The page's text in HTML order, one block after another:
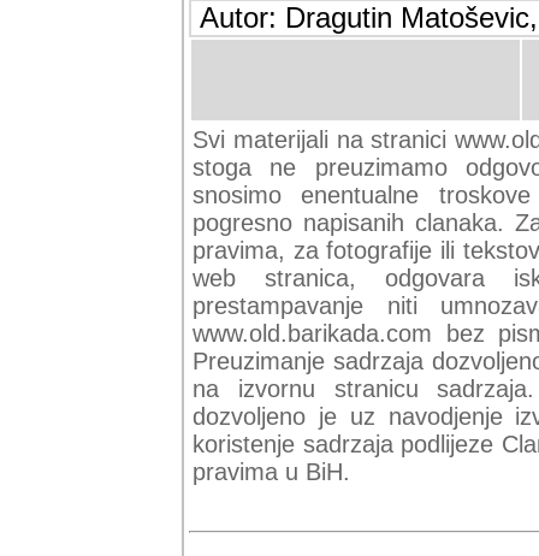
Autor: Dragutin
Svi materijali na stranici
stoga ne preuzimamo
snosimo enentualne
pogresno napisanih clanaka.
pravima, za fotografije ili
web stranica, odgovara
prestampavanje niti
www.old.barikada.com bez
Preuzimanje sadrzaja
na izvornu stranicu
dozvoljeno je uz navodjenje
koristenje sadrzaja podlijeze
pravima u BiH.